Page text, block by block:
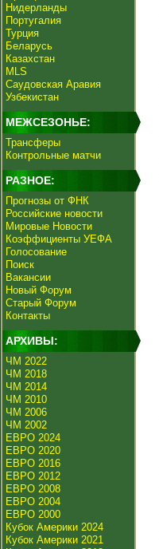
Нидерланды
Португалия
Турция
Беларусь
Казахстан
MLS
Саудовская Аравия
Узбекистан
МЕЖСЕЗОНЬЕ:
Трансферы
Контрольные матчи
РАЗНОЕ:
Прогнозы от ФНК
Российские новости
Мировые Новости
Коэффициенты УЕФА
Голосование
Поиск
Вакансии
Новый Форум
Старый Форум
Контакты
АРХИВЫ:
ЧМ 2022
ЧМ 2018
ЧМ 2014
ЧМ 2010
ЧМ 2006
ЧМ 2002
ЕВРО 2024
ЕВРО 2020
ЕВРО 2016
ЕВРО 2012
ЕВРО 2008
ЕВРО 2004
ЕВРО 2000
Кубок Америки 2024
Кубок Америки 2021